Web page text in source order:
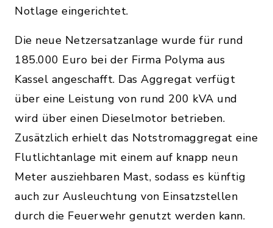
Notlage eingerichtet.
Die neue Netzersatzanlage wurde für rund
185.000 Euro bei der Firma Polyma aus
Kassel angeschafft. Das Aggregat verfügt
über eine Leistung von rund 200 kVA und
wird über einen Dieselmotor betrieben.
Zusätzlich erhielt das Notstromaggregat eine
Flutlichtanlage mit einem auf knapp neun
Meter ausziehbaren Mast, sodass es künftig
auch zur Ausleuchtung von Einsatzstellen
durch die Feuerwehr genutzt werden kann.